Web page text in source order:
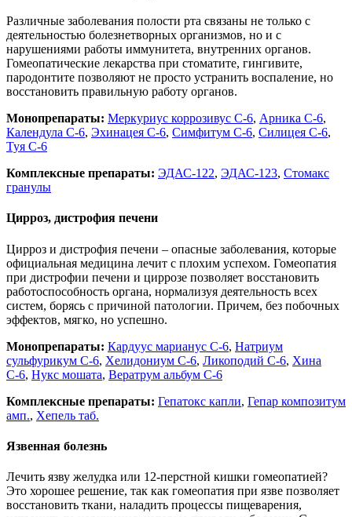
Различные заболевания полости рта связаны не только с
деятельностью болезнетворных организмов, но и с
нарушениями работы иммунитета, внутренних органов.
Гомеопатические лекарства при стоматите, гингивите,
пародонтите позволяют не просто устранить воспаление, но
восстановить правильную работу органов.
Монопрепараты: Меркуриус коррозивус С-6, Арника С-6,
Календула С-6, Эхинацея С-6, Симфитум С-6, Силицея С-6,
Туя С-6
Комплексные препараты: ЭДАС-122, ЭДАС-123, Стомакс
гранулы
Цирроз, дистрофия печени
Цирроз и дистрофия печени – опасные заболевания, которые
официальная медицина лечит с плохим успехом. Гомеопатия
при дистрофии печени и циррозе позволяет восстановить
работоспособность органа, нормализуя деятельность всех
систем, борясь с причиной патологии. Причем, без побочных
эффектов, мягко, но успешно.
Монопрепараты: Кардуус марианус С-6, Натриум
сульфурикум С-6, Хелидониум С-6, Ликоподий С-6, Хина
С-6, Нукс мошата, Вератрум альбум С-6
Комплексные препараты: Гепатокс капли, Гепар композитум
амп., Хепель таб.
Язвенная болезнь
Лечить язву желудка или 12-перстной кишки гомеопатией?
Это хорошее решение, так как гомеопатия при язве позволяет
восстановить ткани, наладить процессы пищеварения,